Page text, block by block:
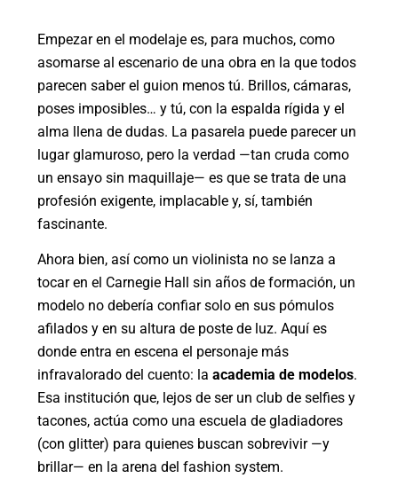
Empezar en el modelaje es, para muchos, como
asomarse al escenario de una obra en la que todos
parecen saber el guion menos tú. Brillos, cámaras,
poses imposibles… y tú, con la espalda rígida y el
alma llena de dudas. La pasarela puede parecer un
lugar glamuroso, pero la verdad —tan cruda como
un ensayo sin maquillaje— es que se trata de una
profesión exigente, implacable y, sí, también
fascinante.
Ahora bien, así como un violinista no se lanza a
tocar en el Carnegie Hall sin años de formación, un
modelo no debería confiar solo en sus pómulos
afilados y en su altura de poste de luz. Aquí es
donde entra en escena el personaje más
infravalorado del cuento: laacademia de modelos.
Esa institución que, lejos de ser un club de selfies y
tacones, actúa como una escuela de gladiadores
(con glitter) para quienes buscan sobrevivir —y
brillar— en la arena del fashion system.